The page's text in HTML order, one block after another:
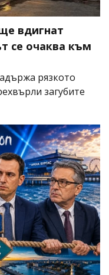
вдигнат
се очаква към
рязкото
загубите